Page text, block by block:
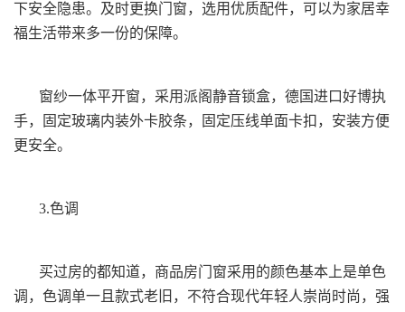
下安全隐患。及时更换门窗，选用优质配件，可以为家居幸
福生活带来多一份的保障。
窗纱一体平开窗，采用派阁静音锁盒，德国进口好博执
手，固定玻璃内装外卡胶条，固定压线单面卡扣，安装方便
更安全。
3.色调
买过房的都知道，商品房门窗采用的颜色基本上是单色
调，色调单一且款式老旧，不符合现代年轻人崇尚时尚，强